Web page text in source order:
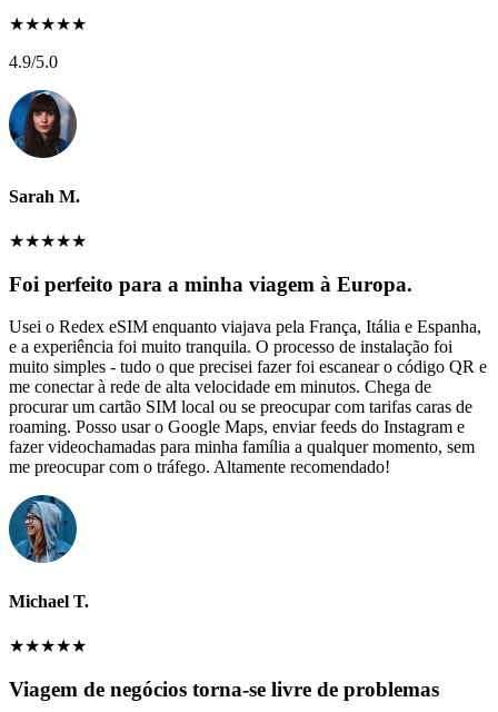
★★★★★
4.9/5.0
Sarah M.
★★★★★
Foi perfeito para a minha viagem à Europa.
Usei o Redex eSIM enquanto viajava pela França, Itália e Espanha,
e a experiência foi muito tranquila. O processo de instalação foi
muito simples - tudo o que precisei fazer foi escanear o código QR e
me conectar à rede de alta velocidade em minutos. Chega de
procurar um cartão SIM local ou se preocupar com tarifas caras de
roaming. Posso usar o Google Maps, enviar feeds do Instagram e
fazer videochamadas para minha família a qualquer momento, sem
me preocupar com o tráfego. Altamente recomendado!
Michael T.
★★★★★
Viagem de negócios torna-se livre de problemas